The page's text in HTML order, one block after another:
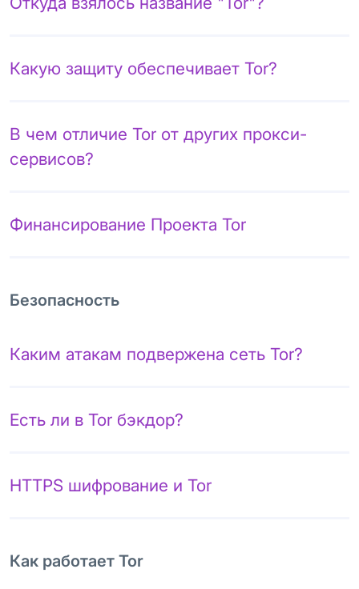
Какую защиту обеспечивает Tor?
В чем отличие Tor от других прокси-
сервисов?
Финансирование Проекта Tor
Безопасность
Каким атакам подвержена сеть Tor?
Есть ли в Tor бэкдор?
HTTPS шифрование и Tor
Как работает Tor